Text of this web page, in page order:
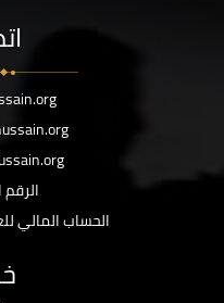
الحساب المالي